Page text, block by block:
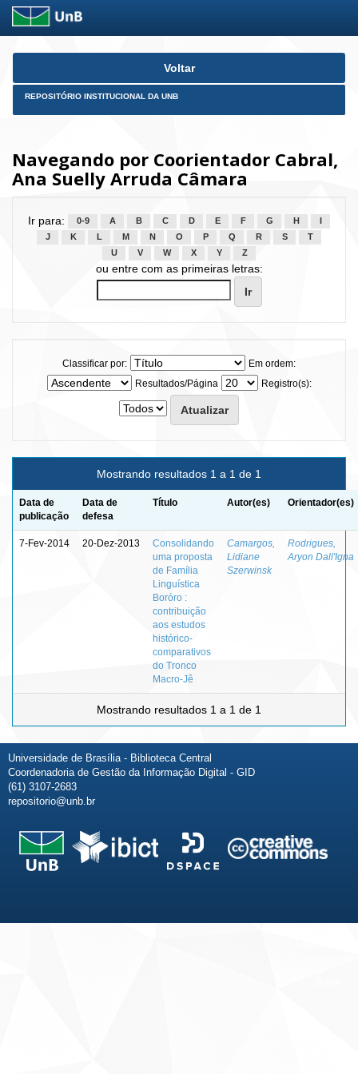
Skip
Voltar
REPOSITÓRIO INSTITUCIONAL DA UNB
Navegando por Coorientador Cabral,
Ana Suelly Arruda Câmara
Ir para: 0-9 A B C D E F G H
J
K L M N O P Q R S
T
U
V W X Y Z
ou entre com as primeiras letras:
Classificar por:
Em ordem:
Resultados/Página
Registro(s):
Mostrando resultados 1 a 1 de 1
Data de
publicação
Data de
defesa
Título Autor(es) Orientador(es)
7-Fev-2014 20-Dez-2013
Consolidando
uma proposta
de Família
Linguística
Boróro :
contribuição
aos estudos
histórico-
comparativos
do Tronco
Macro-Jê
Camargos,
Lidiane
Szerwinsk
Rodrigues,
Aryon Dall'Igna
Mostrando resultados 1 a 1 de 1
Universidade de Brasília - Biblioteca Central
Coordenadoria de Gestão da Informação Digital - GID
(61) 3107-2683
repositorio@unb.br